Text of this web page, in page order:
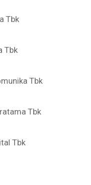
Tbk
Tbk
Tbk
Tbk
Tbk